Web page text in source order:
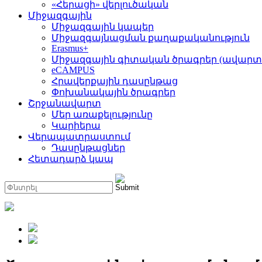
«Հերացի» վերլուծական
Միջազգային
Միջազգային կապեր
Միջազգայնացման քաղաքականություն
Erasmus+
Միջազգային գիտական ծրագրեր
eCAMPUS
Հրավերքային դասընթաց
Փոխանակային ծրագրեր
Շրջանավարտ
Մեր առաքելությունը
Կարիերա
Վերապատրաստում
Դասընթացներ
Հետադարձ կապ